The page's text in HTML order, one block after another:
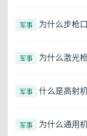
军事 为什么步枪
军事 为什么激光
军事 什么是高射
军事 为什么通用